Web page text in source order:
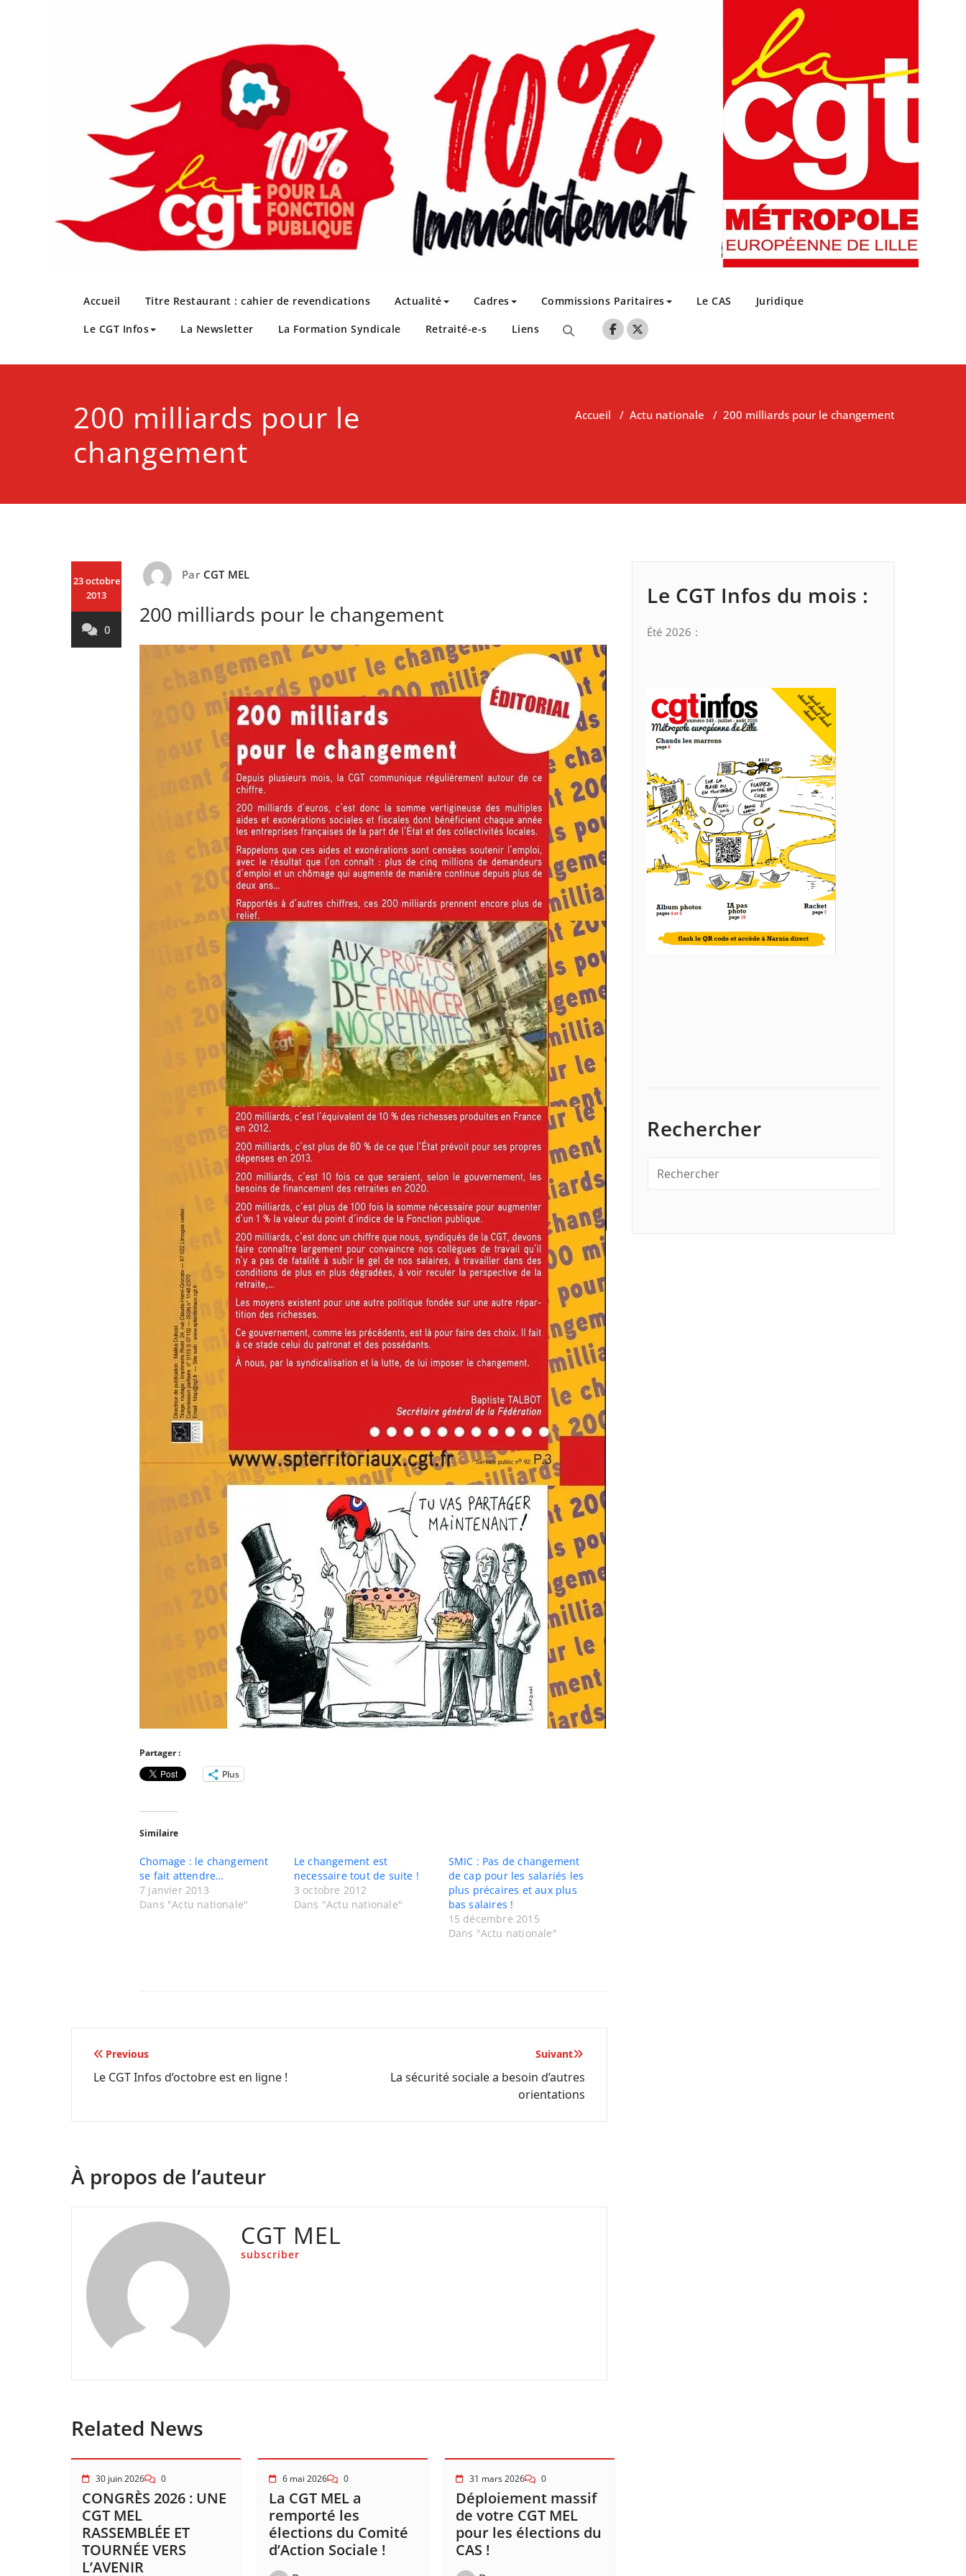
CGT Métropole Européenne de Lille
Accueil Titre Restaurant : cahier de revendications Actualité Cadres Commissions Paritaires Le CAS Juridique
Le CGT Infos La Newsletter La Formation Syndicale Retraité-e-s Liens
200 milliards pour le
changement
Accueil / Actu nationale / 200 milliards pour le changement
23 octobre
2013
0
Par CGT MEL
200 milliards pour le changement
Partager :
Plus
Similaire
Chomage : le changement
se fait attendre…
7 janvier 2013
Dans "Actu nationale"
Le changement est
necessaire tout de suite !
3 octobre 2012
Dans "Actu nationale"
SMIC : Pas de changement
de cap pour les salariés les
plus précaires et aux plus
bas salaires !
15 décembre 2015
Dans "Actu nationale"
Navigation
de
Previous
Le CGT Infos d’octobre est en ligne !
Suivant
La sécurité sociale a besoin d’autres
orientations
À propos de l’auteur
CGT MEL
subscriber
Related News
30 juin 2026 0
CONGRÈS 2026 : UNE
CGT MEL
RASSEMBLÉE ET
TOURNÉE VERS
L’AVENIR
6 mai 2026 0
La CGT MEL a
remporté les
élections du Comité
d’Action Sociale !
31 mars 2026 0
Déploiement massif
de votre CGT MEL
pour les élections du
CAS !
Le CGT Infos du mois :
Été 2026 :
Rechercher